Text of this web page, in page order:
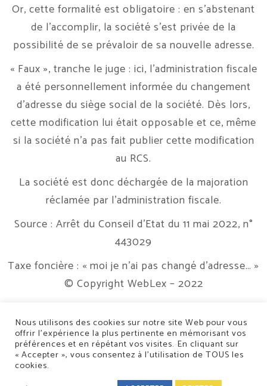
Or, cette formalité est obligatoire : en s’abstenant
de l’accomplir, la société s’est privée de la
possibilité de se prévaloir de sa nouvelle adresse.
« Faux », tranche le juge : ici, l’administration fiscale
a été personnellement informée du changement
d’adresse du siège social de la société. Dès lors,
cette modification lui était opposable et ce, même
si la société n’a pas fait publier cette modification
au RCS.
La société est donc déchargée de la majoration
réclamée par l’administration fiscale.
Source : Arrêt du Conseil d’Etat du 11 mai 2022, n°
443029
Taxe foncière : « moi je n’ai pas changé d’adresse… »
© Copyright WebLex – 2022
Nous utilisons des cookies sur notre site Web pour vous
offrir l’expérience la plus pertinente en mémorisant vos
préférences et en répétant vos visites. En cliquant sur
« Accepter », vous consentez à l’utilisation de TOUS les
cookies.